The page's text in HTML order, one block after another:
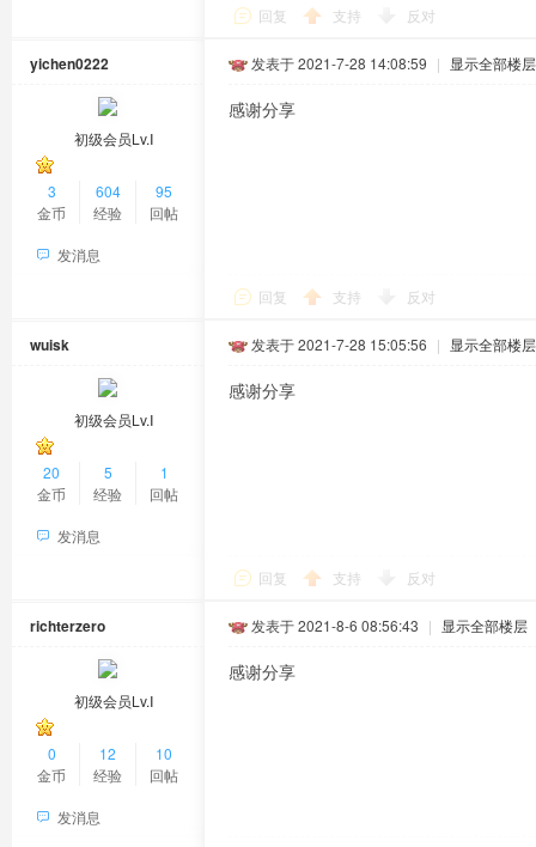
回复 支持 反对
yichen0222
初级会员Lv.Ⅰ
3
金币
604
经验
95
回帖
发消息
发表于 2021-7-28 14:08:59 | 显示全部楼层
感谢分享
回复 支持 反对
wuisk
初级会员Lv.Ⅰ
20
金币
5
经验
1
回帖
发消息
发表于 2021-7-28 15:05:56 | 显示全部楼层
感谢分享
回复 支持 反对
richterzero
初级会员Lv.Ⅰ
0
金币
12
经验
10
回帖
发消息
发表于 2021-8-6 08:56:43 | 显示全部楼层
感谢分享